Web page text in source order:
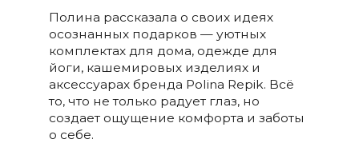
Полина рассказала о своих идеях
осознанных подарков — уютных
комплектах для дома, одежде для
йоги, кашемировых изделиях и
аксессуарах бренда Polina Repik. Всё
то, что не только радует глаз, но
создает ощущение комфорта и заботы
о себе.